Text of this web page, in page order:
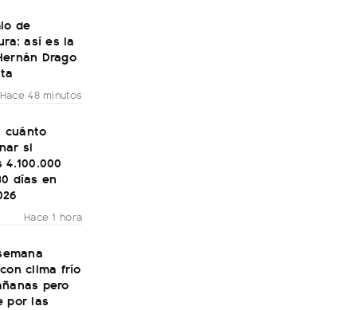
de
así es la
Drago
Hace 48 minutos
cuánto
si
días en
Hace 1 hora
clima frío
pero
por las